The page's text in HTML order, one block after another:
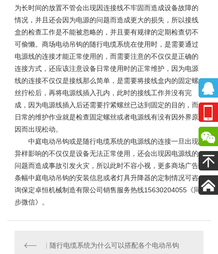
为长时间的放置不管会出现因连接线不牢固而造成设备故障的
情况，并且还会因为电源的问题而造成更大的损失，所以接线
盒的检查工作是不能被忽略的，并且要有规律的定期检查切不
可偷懒。商场电动吊钩的随行电缆系统在使用时，是需要通过
电源线的连接才能正常使用的，而需要注意的不仅仅是正确的
连接方式，还应该注意设备日常使用时的正常维护，因为电源
线的连接不仅仅是接线那么简单，是需要将接线盒内的固定螺
丝拧松后，再将电源线插入孔内，此时的接线工作并没有完
成，因为电源线插入后还需要拧紧螺丝已达到固定的目的，而
日常的维护作业就是检查固定螺丝或者电源线有没有因外界原
因而出现松动。
中庭电动吊钩或是随行电缆系统的电源线的连接一旦出现
异样影响的不仅仅是设备无法正常使用，还会出现因电源线的
问题而造成事故引发火灾，所以此时不容小视，更多商场广告
条幅中庭电动吊钩的安装信息或者灯具升降器的定制情况可咨
询保定卓恒机械制造有限公司销售服务热线15630204055《同
步微信》。
随行电缆系统为什么可以搭配各个电动吊钩